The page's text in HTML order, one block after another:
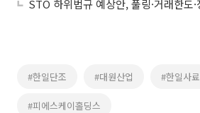
#한일단조 #대원산업 #한일사료
#피에스케이홀딩스